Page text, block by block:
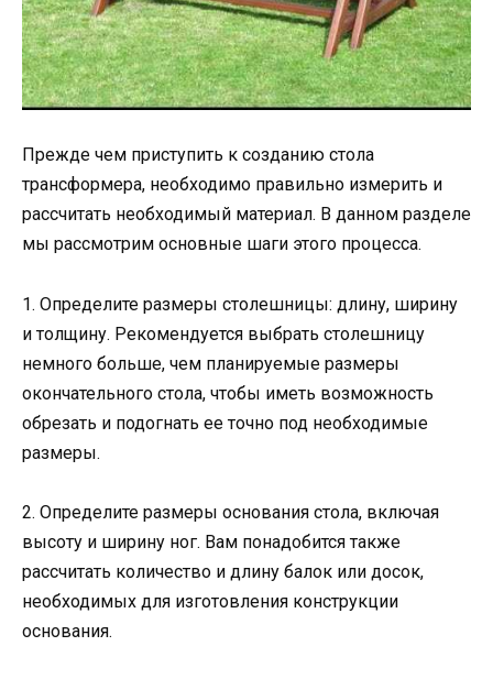
Прежде чем приступить к созданию стола
трансформера, необходимо правильно измерить и
рассчитать необходимый материал. В данном разделе
мы рассмотрим основные шаги этого процесса.
1. Определите размеры столешницы: длину, ширину
и толщину. Рекомендуется выбрать столешницу
немного больше, чем планируемые размеры
окончательного стола, чтобы иметь возможность
обрезать и подогнать ее точно под необходимые
размеры.
2. Определите размеры основания стола, включая
высоту и ширину ног. Вам понадобится также
рассчитать количество и длину балок или досок,
необходимых для изготовления конструкции
основания.